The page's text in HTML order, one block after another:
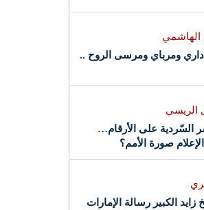
الهاشمي
داري ومرباي ومرسى الروح ..
الريسي
السّردية على الأرقام…
صورة الأمم؟
زايد الكبير رسالة الإمارات